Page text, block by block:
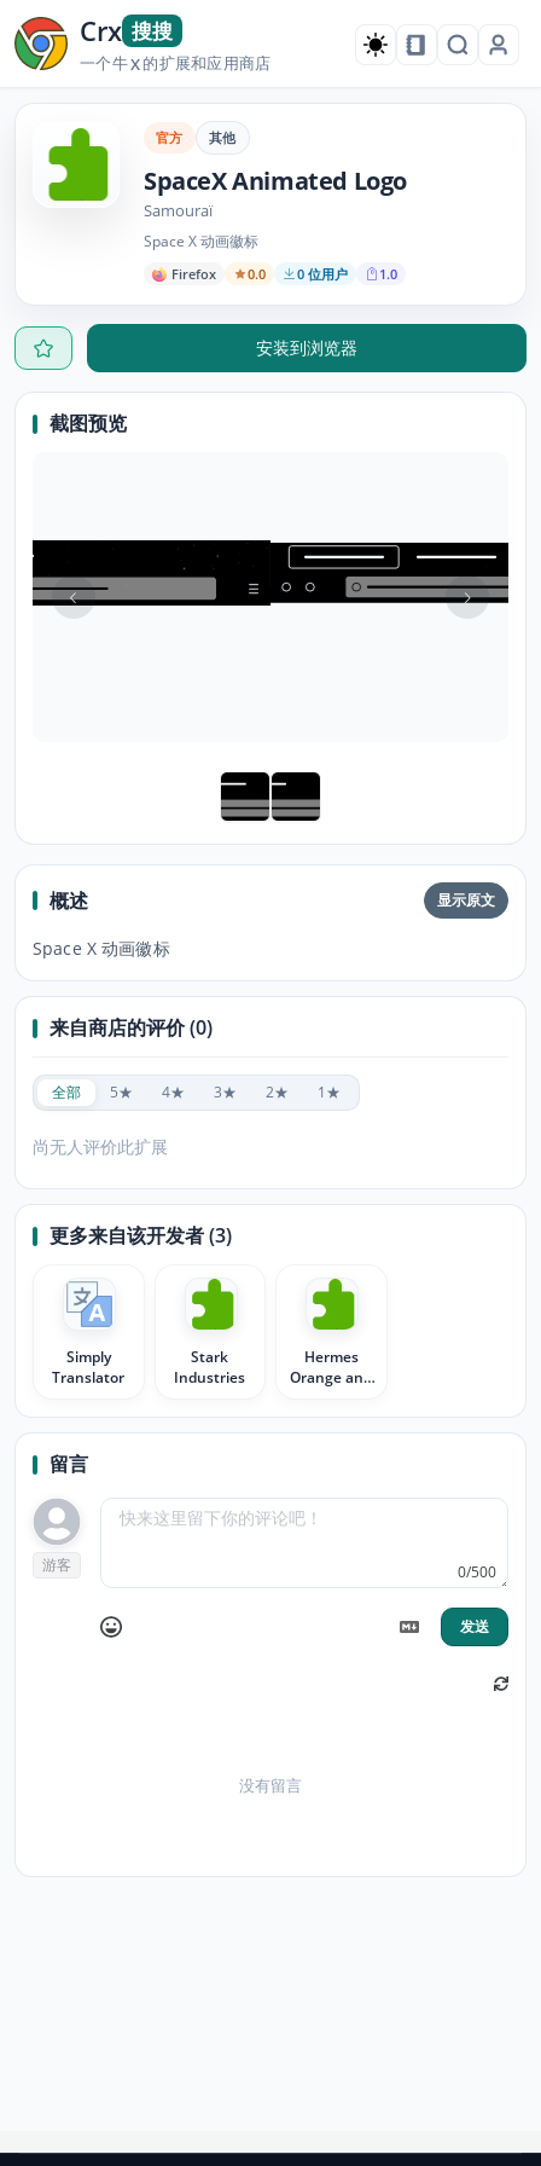
Crx 搜搜
一个牛X的扩展和应用商店
官方 其他
SpaceX Animated Logo
Samouraï
Space X 动画徽标
Firefox 0.0 0 位用户 1.0
安装到浏览器
截图预览
概述 显示原文
Space X 动画徽标
来自商店的评价 (0)
全部 5★ 4★ 3★ 2★ 1★
尚无人评价此扩展
更多来自该开发者 (3)
Simply
Translator
Stark
Industries
Hermes
Orange and
留言
游客 0/500
发送
没有留言